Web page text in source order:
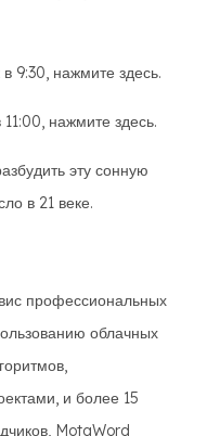
9:30, нажмите здесь.
нажмите здесь.
эту сонную
в 21 веке.
профессиональных
облачных
и более 15
MotaWord